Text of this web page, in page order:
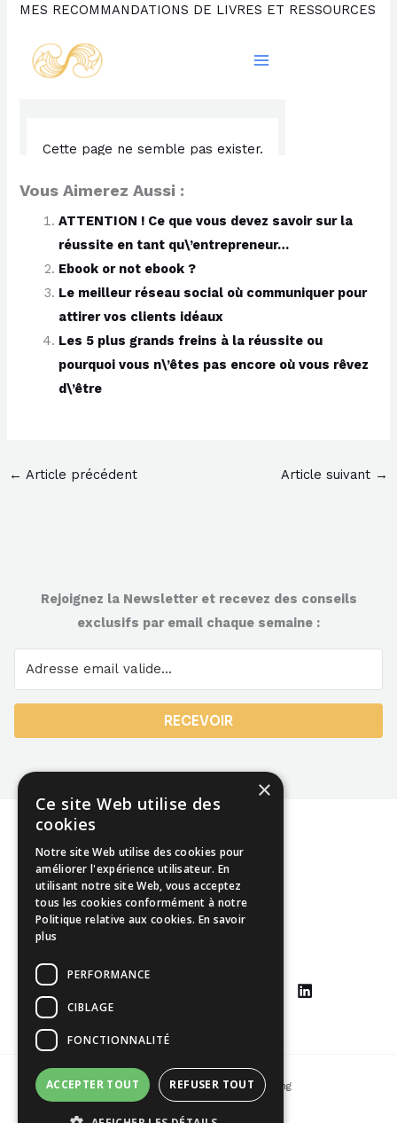
MES RECOMMANDATIONS DE LIVRES ET RESSOURCES
Vous Aimerez Aussi :
ATTENTION ! Ce que vous devez savoir sur la
réussite en tant qu\’entrepreneur…
Ebook or not ebook ?
Le meilleur réseau social où communiquer pour
attirer vos clients idéaux
Les 5 plus grands freins à la réussite ou
pourquoi vous n\’êtes pas encore où vous rêvez
d\’être
← Article précédent Article suivant →
Rejoignez la Newsletter et recevez des conseils
exclusifs par email chaque semaine :
RECEVOIR
Mentions légales
CGU
Copyright © 2026 Johann Yang-Ting
×
Ce site Web utilise des
cookies
Notre site Web utilise des cookies pour
améliorer l'expérience utilisateur. En
utilisant notre site Web, vous acceptez
tous les cookies conformément à notre
Politique relative aux cookies. En savoir
plus
PERFORMANCE
CIBLAGE
FONCTIONNALITÉ
ACCEPTER TOUT REFUSER TOUT